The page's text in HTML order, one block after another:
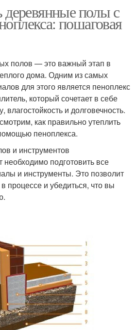
деревянные полы с
пошаговая
полов — это важный этап в
дома. Одним из самых
для этого является пеноплекс
который сочетает в себе
влагостойкость и долговечность.
как правильно утеплить
пеноплекса.
и инструментов
подготовить все
и инструменты. Это позволит
процессе и убедиться, что вы